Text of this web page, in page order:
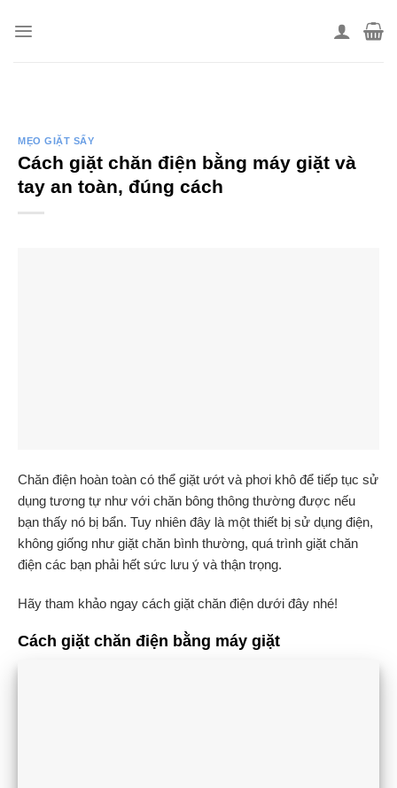
MẸO GIẶT SẤY
Cách giặt chăn điện bằng máy giặt và
tay an toàn, đúng cách
Chăn điện hoàn toàn có thể giặt ướt và phơi khô để tiếp tục sử
dụng tương tự như với chăn bông thông thường được nếu
bạn thấy nó bị bẩn. Tuy nhiên đây là một thiết bị sử dụng điện,
không giống như giặt chăn bình thường, quá trình giặt chăn
điện các bạn phải hết sức lưu ý và thận trọng.
Hãy tham khảo ngay cách giặt chăn điện dưới đây nhé!
Cách giặt chăn điện bằng máy giặt